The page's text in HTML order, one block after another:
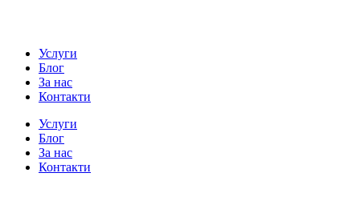
Услуги
Блог
За нас
Контакти
Услуги
Блог
За нас
Контакти